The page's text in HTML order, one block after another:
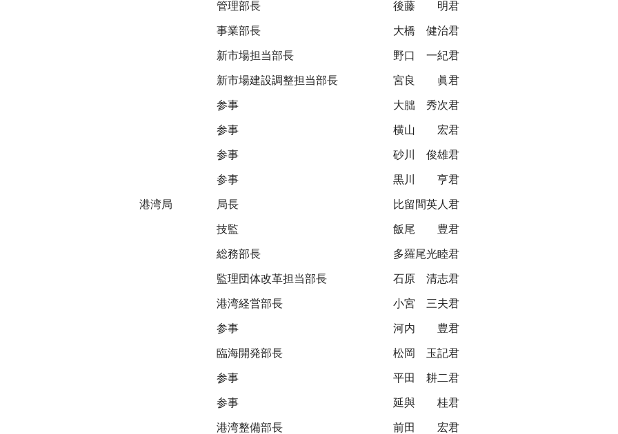
管理部長 後藤 明君
事業部長 大橋 健治君
新市場担当部長 野口 一紀君
新市場建設調整担当部長 宮良 眞君
参事 大朏 秀次君
参事 横山 宏君
参事 砂川 俊雄君
参事 黒川 亨君
港湾局 局長 比留間英人君
技監 飯尾 豊君
総務部長 多羅尾光睦君
監理団体改革担当部長 石原 清志君
港湾経営部長 小宮 三夫君
参事 河内 豊君
臨海開発部長 松岡 玉記君
参事 平田 耕二君
参事 延與 桂君
港湾整備部長 前田 宏君